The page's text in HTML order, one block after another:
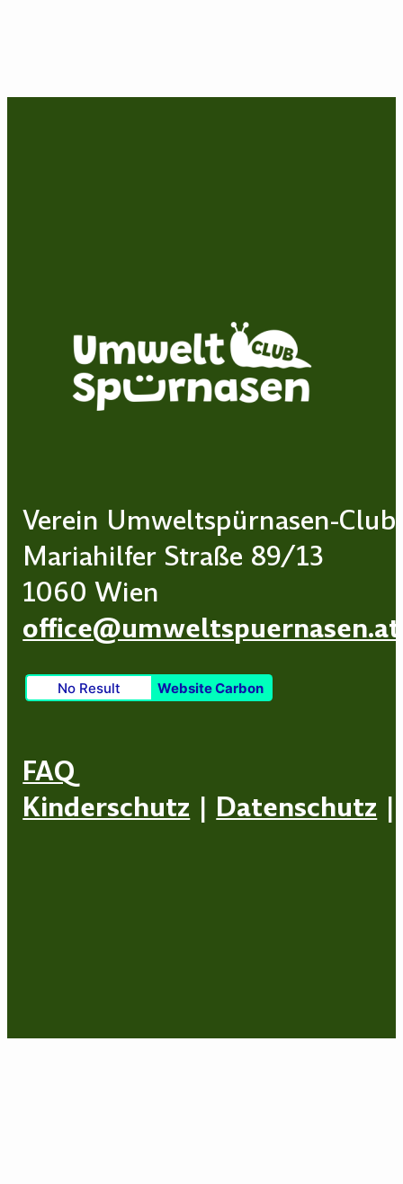
Verein Umweltspürnasen-Club
Mariahilfer Straße 89/13
1060 Wien
office@umweltspuernasen.at
No Result Website Carbon
FAQ
Kinderschutz | Datenschutz |